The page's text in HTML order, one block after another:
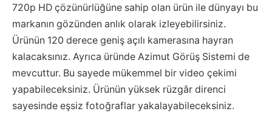
720p HD çözünürlüğüne sahip olan ürün ile dünyayı bu
markanın gözünden anlık olarak izleyebilirsiniz.
Ürünün 120 derece geniş açılı kamerasına hayran
kalacaksınız. Ayrıca üründe Azimut Görüş Sistemi de
mevcuttur. Bu sayede mükemmel bir video çekimi
yapabileceksiniz. Ürünün yüksek rüzgâr direnci
sayesinde eşsiz fotoğraflar yakalayabileceksiniz.